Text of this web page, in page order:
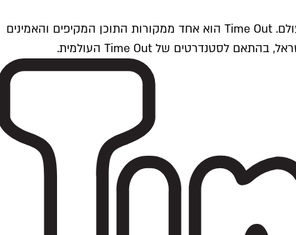
Time Outתל אביב הוא חלק מרשת Time Out Global — רשת מדיה בינלאומית הפועלת ב-360 ערים מרכזיות וב-60 מדינות ברחבי העולם. Time Out הוא אחד ממקורות התוכן המקיפים והאמינים